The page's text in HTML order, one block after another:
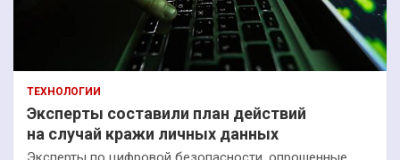
ТЕХНОЛОГИИ
Эксперты составили план действий
на случай кражи личных данных